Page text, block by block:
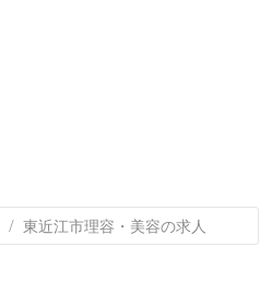
東近江市理容・美容の求人